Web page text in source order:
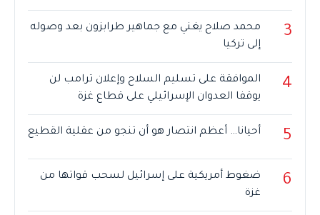
3
محمد صلاح يغني مع جماهير طرابزون بعد وصوله
إلى تركيا
4
الموافقة على تسليم السلاح وإعلان ترامب لن
يوقفا العدوان الإسرائيلي على قطاع غزة
5 أحيانا… أعظم انتصار هو أن تنجو من عقلية القطيع
6
ضغوط أمريكية على إسرائيل لسحب قواتها من
غزة